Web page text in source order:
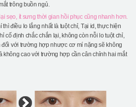
trông buồn ngủ.
sẹo, ít sưng thời gian hồi phục cũng nhanh hơn.
điều lo lắng nhất là tuột chỉ, Tại id, thực hiện
cố định chắc chắn lại, không còn nỗi lo tuột chỉ,
đối với trường hợp nhược cơ mí nặng sẽ không
không cao với trường hợp cần cân chỉnh hai mắt